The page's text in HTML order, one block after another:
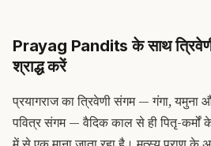
Prayag Pandits के साथ
श्राद्ध करें
प्रयागराज का त्रिवेणी संगम — गंगा, यमुना
पवित्र संगम — वैदिक काल से ही पितृ-कर्मों